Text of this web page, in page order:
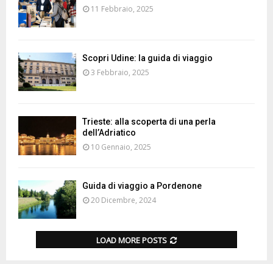
11 Febbraio, 2025
Scopri Udine: la guida di viaggio
3 Febbraio, 2025
Trieste: alla scoperta di una perla
dell’Adriatico
10 Gennaio, 2025
Guida di viaggio a Pordenone
20 Dicembre, 2024
LOAD MORE POSTS